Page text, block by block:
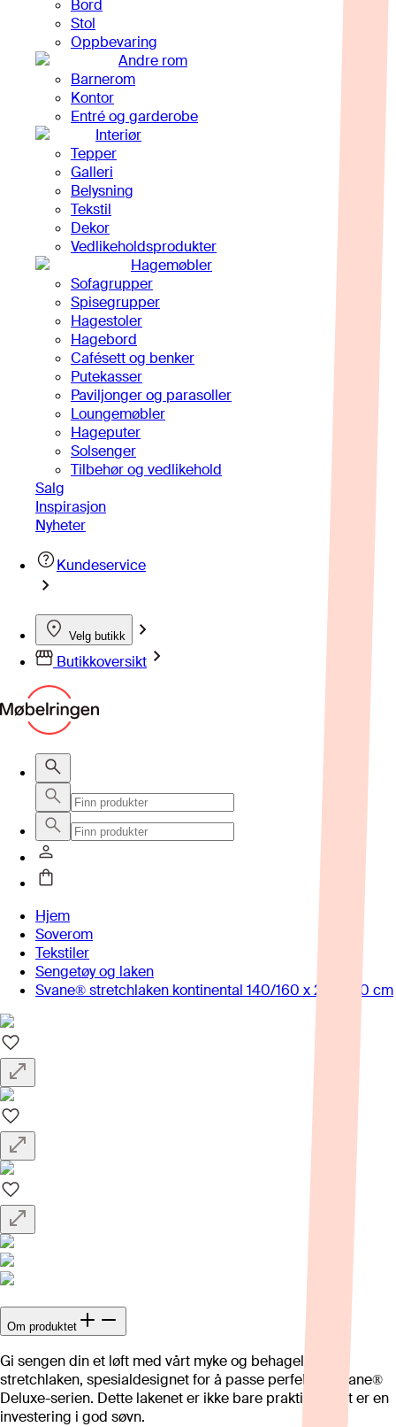
Bord
Stol
Oppbevaring
Andre rom
Barnerom
Kontor
Entré og garderobe
Interiør
Tepper
Galleri
Belysning
Tekstil
Dekor
Vedlikeholdsprodukter
Hagemøbler
Sofagrupper
Spisegrupper
Hagestoler
Hagebord
Cafésett og benker
Putekasser
Paviljonger og parasoller
Loungemøbler
Hageputer
Solsenger
Tilbehør og vedlikehold
Salg
Inspirasjon
Nyheter
Kundeservice
Velg butikk
Butikkoversikt
Hjem
Soverom
Tekstiler
Sengetøy og laken
Svane® stretchlaken kontinental 140/160 x 200/210 cm
Om produktet
Gi sengen din et løft med vårt myke og behagelige
stretchlaken, spesialdesignet for å passe perfekt til Svane®
Deluxe-serien. Dette lakenet er ikke bare praktisk – det er en
investering i god søvn.